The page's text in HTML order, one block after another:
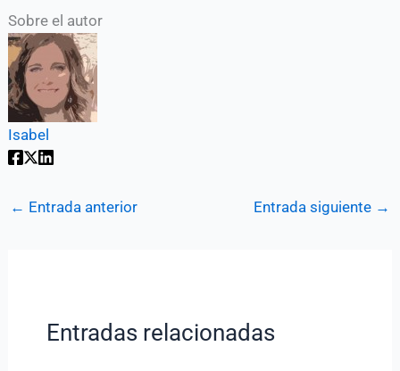
Sobre el autor
Isabel
← Entrada anterior Entrada siguiente →
Entradas relacionadas